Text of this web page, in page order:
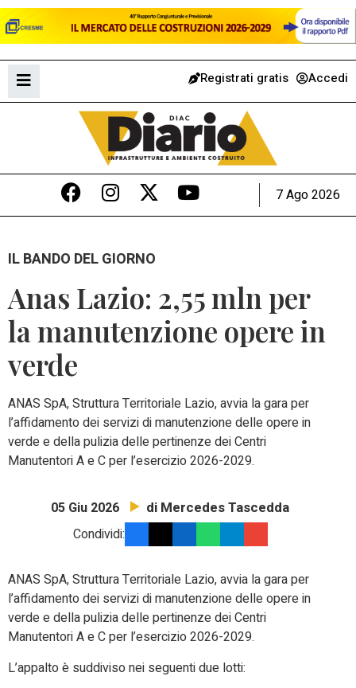
Registrati gratis Accedi
7 Ago 2026
IL BANDO DEL GIORNO
Anas Lazio: 2,55 mln per
la manutenzione opere in
verde
ANAS SpA, Struttura Territoriale Lazio, avvia la gara per
l’affidamento dei servizi di manutenzione delle opere in
verde e della pulizia delle pertinenze dei Centri
Manutentori A e C per l’esercizio 2026-2029.
05 Giu 2026 di Mercedes Tascedda
Condividi:
ANAS SpA, Struttura Territoriale Lazio, avvia la gara per
l’affidamento dei servizi di manutenzione delle opere in
verde e della pulizia delle pertinenze dei Centri
Manutentori A e C per l’esercizio 2026-2029.
L’appalto è suddiviso nei seguenti due lotti: